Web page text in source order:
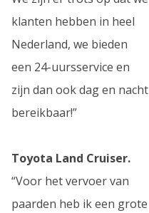
klanten hebben in heel
Nederland, we bieden
een 24-uursservice en
zijn dan ook dag en nacht
bereikbaar!”
Toyota Land Cruiser.
“Voor het vervoer van
paarden heb ik een grote